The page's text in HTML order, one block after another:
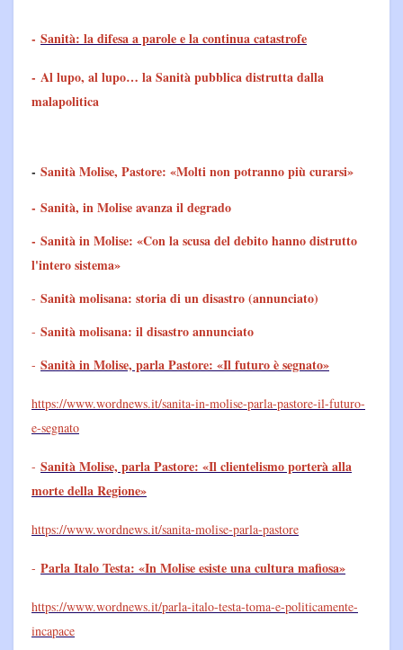
- Sanità: la difesa a parole e la continua catastrofe
- Al lupo, al lupo… la Sanità pubblica distrutta dalla
malapolitica
- Sanità Molise, Pastore: «Molti non potranno più curarsi»
- Sanità, in Molise avanza il degrado
- Sanità in Molise: «Con la scusa del debito hanno distrutto
l'intero sistema»
- Sanità molisana: storia di un disastro (annunciato)
- Sanità molisana: il disastro annunciato
- Sanità in Molise, parla Pastore: «Il futuro è segnato»
https://www.wordnews.it/sanita-in-molise-parla-pastore-il-futuro-
e-segnato
- Sanità Molise, parla Pastore: «Il clientelismo porterà alla
morte della Regione»
https://www.wordnews.it/sanita-molise-parla-pastore
- Parla Italo Testa: «In Molise esiste una cultura mafiosa»
https://www.wordnews.it/parla-italo-testa-toma-e-politicamente-
incapace